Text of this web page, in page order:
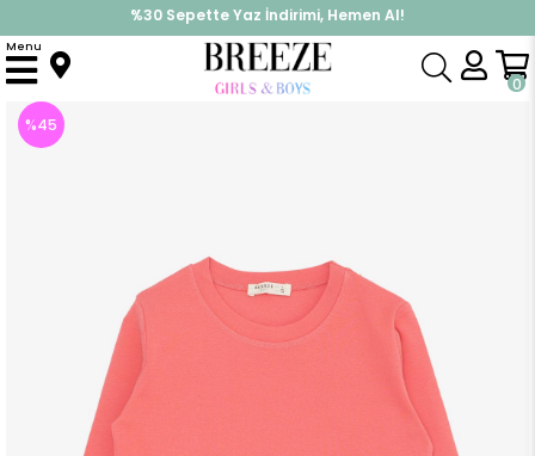
%30 Sepette Yaz İndirimi, Hemen Al!
İndirimlere ek %10 İndirimi Kap, Hemen Üye Ol!
0
Menu
Anasayfa Üst Giyim Uzun Kollu Tişört Erkek Çocuk Uzun Kollu Tişört Basic Narçiçeği (4 Yaş)
%45